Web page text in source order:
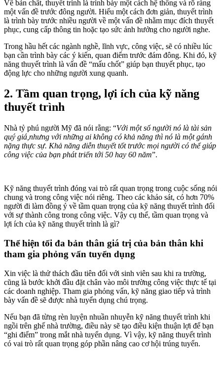
Về bản chất, thuyết trình là trình bày một cách hệ thống và rõ ràng
một vấn đề trước đông người. Hiểu một cách đơn giản, thuyết trình
là trình bày trước nhiều người về một vấn đề nhằm mục đích thuyết
phục, cung cấp thông tin hoặc tạo sức ảnh hưởng cho người nghe.
Trong hầu hết các ngành nghề, lĩnh vực, công việc, sẽ có nhiều lúc
bạn cần trình bày các ý kiến, quan điểm trước đám đông. Khi đó, kỹ
năng thuyết trình là vấn đề “mấu chốt” giúp bạn thuyết phục, tạo
động lực cho những người xung quanh.
2. Tầm quan trọng, lợi ích của kỹ năng
thuyết trình
Nhà tỷ phú người Mỹ đã nói rằng: “Với một số người nó là tài sản
quý giá,nhưng với những ai không có khả năng thì nó là một gánh
nặng thực sự. Khả năng diễn thuyết tốt trước mọi người có thể giúp
công việc của bạn phát triển tới 50 hay 60 năm”.
Kỹ năng thuyết trình đóng vai trò rất quan trọng trong cuộc sống nói
chung và trong công việc nói riêng. Theo các khảo sát, có hơn 70%
người đi làm đồng ý về tầm quan trọng của kỹ năng thuyết trình đối
với sự thành công trong công việc. Vậy cụ thể, tầm quan trọng và
lợi ích của kỹ năng thuyết trình là gì?
Thể hiện tối đa bản thân giá trị của bản thân khi
tham gia phỏng vấn tuyển dụng
Xin việc là thử thách đầu tiên đối với sinh viên sau khi ra trường,
cũng là bước khởi đầu đặt chân vào môi trường công việc thực tế tại
các doanh nghiệp. Tham gia phỏng vấn, kỹ năng giao tiếp và trình
bày vấn đề sẽ được nhà tuyển dụng chú trọng.
Nếu bạn đã từng rèn luyện nhuần nhuyễn kỹ năng thuyết trình khi
ngồi trên ghế nhà trường, điều này sẽ tạo điều kiện thuận lợi để bạn
“ghi điểm” trong mắt nhà tuyển dụng. Vì vậy, kỹ năng thuyết trình
có vai trò rất quan trọng góp phần nâng cao cơ hội trúng tuyển.